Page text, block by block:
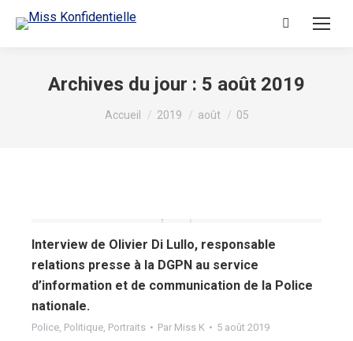
Archives du jour : 5 août 2019
Vous êtes ici :
Accueil 2019 août 05
Interview de Olivier Di Lullo, responsable
relations presse à la DGPN au service
d’information et de communication de la Police
nationale.
Police, Politique, Portraits Par Miss K 5 août 2019